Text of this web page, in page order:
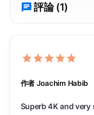
評論 (1)
作者 Joachim Habib
Superb 4K and very